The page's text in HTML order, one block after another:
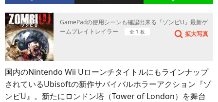
GamePadの使用シーンも確認出来る『ゾンビU』最新ゲ
ームプレイトレイラー
全 1 枚 拡大写真
国内のNintendo Wii Uローンチタイトルにもラインナップ
されているUbisoftの新作サバイバルホラーアクション『ゾ
ンビU』。新たにロンドン塔（Tower of London）を舞台